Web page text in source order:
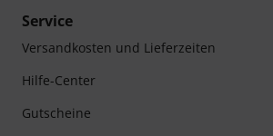
Service
Versandkosten und Lieferzeiten
Hilfe-Center
Gutscheine